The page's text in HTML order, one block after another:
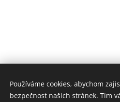
Používáme cookies, abychom
bezpečnost našich stránek. Tím